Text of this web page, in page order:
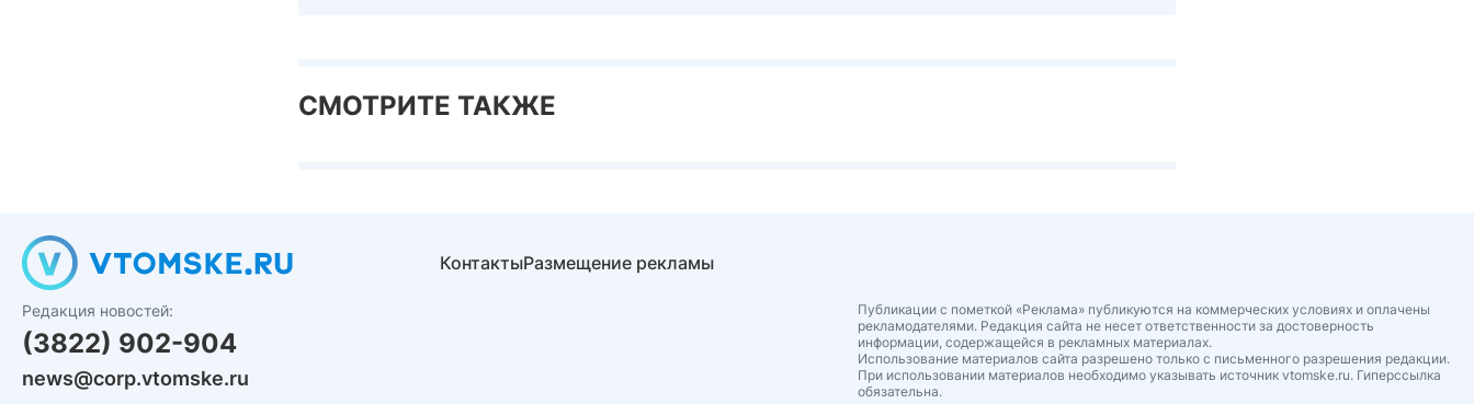
СМОТРИТЕ ТАКЖЕ
Редакция новостей:
(3822) 902-904
news@corp.vtomske.ru
КонтактыРазмещение рекламы
Публикации с пометкой «Реклама» публикуются на коммерческих условиях и оплачены
рекламодателями. Редакция сайта не несет ответственности за достоверность
информации, содержащейся в рекламных материалах.
Использование материалов сайта разрешено только с письменного разрешения редакции.
При использовании материалов необходимо указывать источник vtomske.ru. Гиперссылка
обязательна.